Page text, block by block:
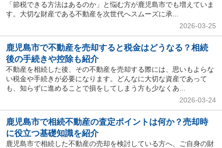
「節税できる方法はあるのか」と悩む方が鹿児島市でも増えていま
す。大切な財産である不動産を次世代へスムーズに承...
2026-03-25
鹿児島市で不動産を売却すると税金はどうなる？相続
後の手続きや控除も紹介
不動産を相続した後、その不動産を売却する際には、思いもよらな
い税金や手続きが必要になります。どんなに大切な資産であって
も、知らずに進めることで損をしてしまう方も少なくあ...
2026-03-24
鹿児島市で相続不動産の査定ポイントは何か？売却時
に役立つ基礎知識を紹介
鹿児島市で相続した不動産の売却を検討している方へ、ご自身の財